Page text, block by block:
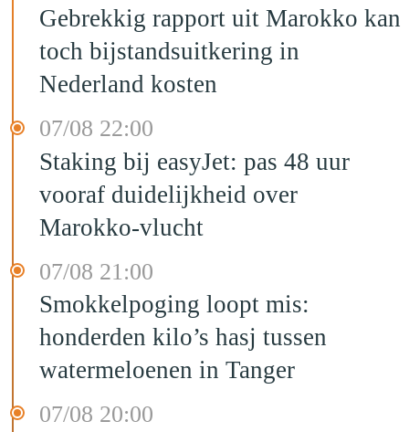
Gebrekkig rapport uit Marokko kan
toch bijstandsuitkering in
Nederland kosten
07/08 22:00
Staking bij easyJet: pas 48 uur
vooraf duidelijkheid over
Marokko-vlucht
07/08 21:00
Smokkelpoging loopt mis:
honderden kilo’s hasj tussen
watermeloenen in Tanger
07/08 20:00